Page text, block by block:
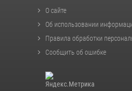
О сайте
Об использовании
Правила обработки
Сообщить об ошибке